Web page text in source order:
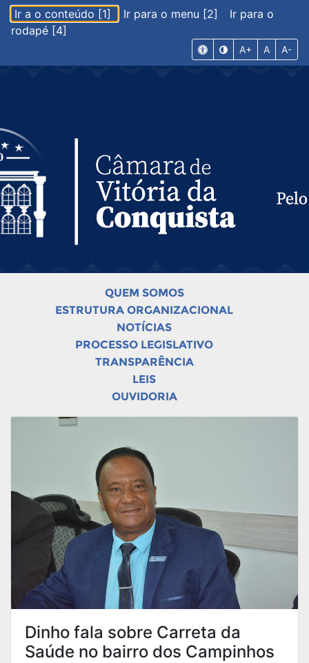
Ir a o conteúdo [1] Ir para o menu [2]
Ir para o
rodapé [4]
A+ A A-
QUEM SOMOS
ESTRUTURA ORGANIZACIONAL
NOTÍCIAS
PROCESSO LEGISLATIVO
TRANSPARÊNCIA
LEIS
OUVIDORIA
Dinho fala sobre Carreta da
Saúde no bairro dos Campinhos